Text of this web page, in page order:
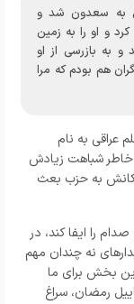
به سعدون شد و
و او را به زمین
و به بازرسی از او
هم بودم که مرا
عراقی به نام
شباهت زیادش
یکی از نزدیکانش به حزب بعث
را ایفا کند، در
نه چندان مهم
بخش برای ما
رمضان، سراغ